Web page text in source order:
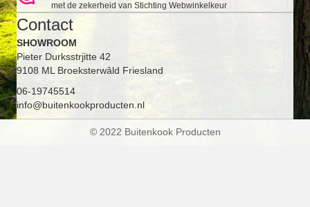
met de zekerheid van Stichting Webwinkelkeur
Contact
SHOWROOM
Pieter Durksstrjitte 42
9108 ML Broeksterwâld Friesland
06-19745514
info@buitenkookproducten.nl
© 2022 Buitenkook Producten